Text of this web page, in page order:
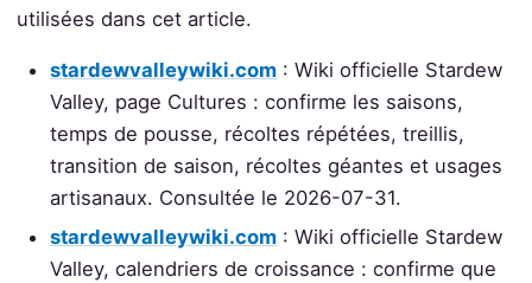
utilisées dans cet article.
stardewvalleywiki.com : Wiki officielle Stardew
Valley, page Cultures : confirme les saisons,
temps de pousse, récoltes répétées, treillis,
transition de saison, récoltes géantes et usages
artisanaux. Consultée le 2026-07-31.
stardewvalleywiki.com : Wiki officielle Stardew
Valley, calendriers de croissance : confirme que